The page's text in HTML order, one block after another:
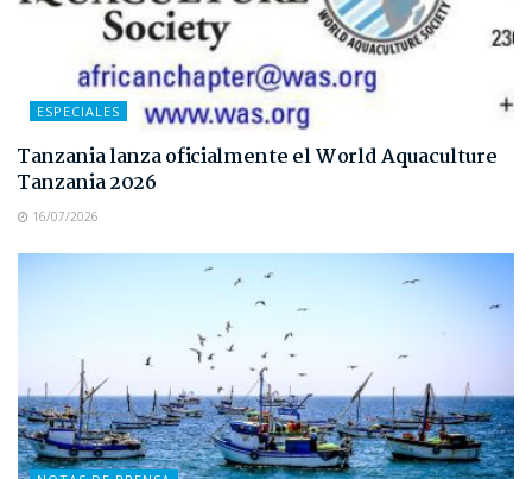
ESPECIALES
Tanzania lanza oficialmente el World Aquaculture
Tanzania 2026
16/07/2026